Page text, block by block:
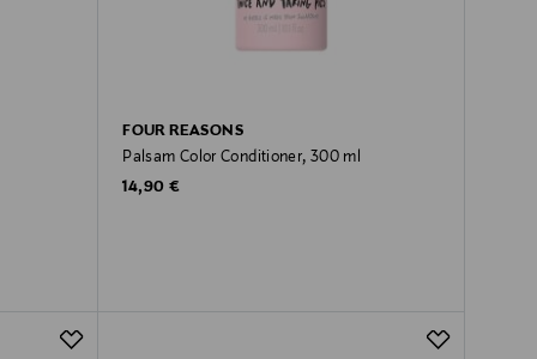
FOUR REASONS
Palsam Color Conditioner, 300 ml
Original Price
14,90 €